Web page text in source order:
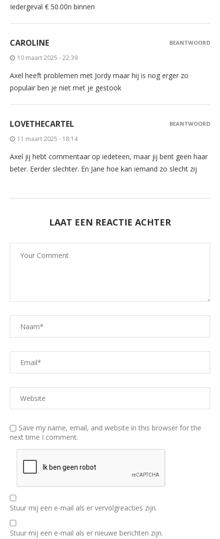
Iedergeval € 50.00n binnen
CAROLINE
10 maart 2025 - 22:39
Axel heeft problemen met Jordy maar hij is nog erger zo
populair ben je niet met je gestook
BEANTWOORD
LOVETHECARTEL
11 maart 2025 - 18:14
Axel jij hebt commentaar op iedeteen, maar jij bent geen haar
beter. Eerder slechter. En Jane hoe kan iemand zo slecht zij
BEANTWOORD
LAAT EEN REACTIE ACHTER
Save my name, email, and website in this browser for the
next time I comment.
Stuur mij een e-mail als er vervolgreacties zijn.
Stuur mij een e-mail als er nieuwe berichten zijn.